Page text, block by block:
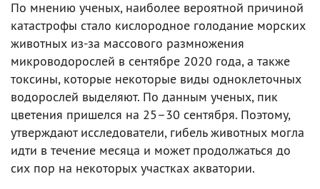
По мнению ученых, наиболее вероятной причиной
катастрофы стало кислородное голодание морских
животных из-за массового размножения
микроводорослей в сентябре 2020 года, а также
токсины, которые некоторые виды одноклеточных
водорослей выделяют. По данным ученых, пик
цветения пришелся на 25–30 сентября. Поэтому,
утверждают исследователи, гибель животных могла
идти в течение месяца и может продолжаться до
сих пор на некоторых участках акватории.